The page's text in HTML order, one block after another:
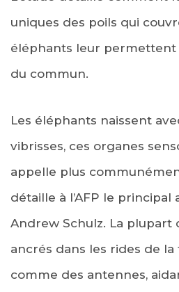
uniques des poils qui
éléphants leur
du commun.
Les éléphants naissent
vibrisses, ces organes
appelle plus
détaille à l’AFP le principal
Andrew Schulz. La plupart
ancrés dans les rides de
comme des antennes,